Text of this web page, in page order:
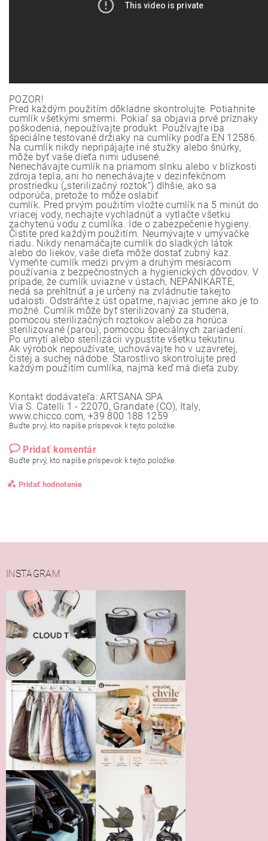
POZOR!
Pred každým použitím dôkladne skontrolujte. Potiahnite
cumlík všetkými smermi. Pokiaľ sa objavia prvé príznaky
poškodenia, nepoužívajte produkt. Používajte iba
špeciálne testované držiaky na cumlíky podľa EN 12586.
Na cumlík nikdy nepripájajte iné stužky alebo šnúrky,
môže byť vaše dieťa nimi udusené.
Nenechávajte cumlík na priamom slnku alebo v blízkosti
zdroja tepla, ani ho nenechávajte v dezinfekčnom
prostriedku („sterilizačný roztok“) dlhšie, ako sa
odporúča, pretože to môže oslabiť
cumlík. Pred prvým použitím vložte cumlík na 5 minút do
vriacej vody, nechajte vychladnúť a vytlačte všetku
zachytenú vodu z cumlíka. Ide o zabezpečenie hygieny.
Čistite pred každým použitím. Neumývajte v umývačke
riadu. Nikdy nenamáčajte cumlík do sladkých látok
alebo do liekov, vaše dieťa môže dostať zubný kaz.
Vymeňte cumlík medzi prvým a druhým mesiacom
používania z bezpečnostných a hygienických dôvodov. V
prípade, že cumlík uviazne v ústach, NEPANIKÁRTE,
nedá sa prehltnúť a je určený na zvládnutie takejto
udalosti. Odstráňte z úst opatrne, najviac jemne ako je to
možné. Cumlík môže byť sterilizovaný za studena,
pomocou sterilizačných roztokov alebo za horúca
sterilizované (parou), pomocou špeciálnych zariadení.
Po umytí alebo sterilizácii vypustite všetku tekutinu.
Ak výrobok nepoužívate, uchovávajte ho v uzavretej,
čistej a suchej nádobe. Starostlivo skontrolujte pred
každým použitím cumlíka, najmä keď má dieťa zuby.
Kontakt dodávateľa: ARTSANA SPA
Via S. Catelli 1 - 22070, Grandate (CO), Italy,
www.chicco.com, +39 800 188 1259
Buďte prvý, kto napíše príspevok k tejto položke.
Pridať komentár
Buďte prvý, kto napíše príspevok k tejto položke.
Pridať hodnotenie
Vložením hodnotenie súhlasíte s
podmienkami ochrany
osobných údajov
INSTAGRAM